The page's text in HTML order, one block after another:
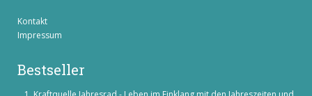
Kontakt
Impressum
Bestseller